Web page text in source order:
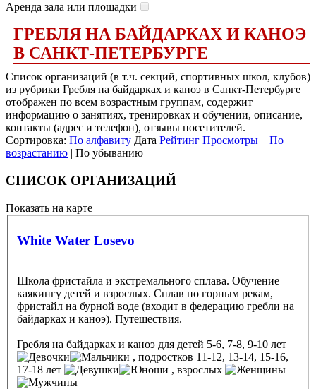
Аренда зала или площадки
ГРЕБЛЯ НА БАЙДАРКАХ И КАНОЭ
В САНКТ-ПЕТЕРБУРГЕ
Список организаций (в т.ч. секций, спортивных школ, клубов)
из рубрики Гребля на байдарках и каноэ в Санкт-Петербурге
отображен по всем возрастным группам, содержит
информацию о занятиях, тренировках и обучении, описание,
контакты (адрес и телефон), отзывы посетителей.
Сортировка: По алфавиту Дата Рейтинг Просмотры
По
возрастанию | По убыванию
СПИСОК ОРГАНИЗАЦИЙ
Показать на карте
White Water Losevo
Школа фристайла и экстремального сплава. Обучение
каякингу детей и взрослых. Сплав по горным рекам,
фристайл на бурной воде (входит в федерацию гребли на
байдарках и каноэ). Путешествия.
Гребля на байдарках и каноэ для детей 5-6, 7-8, 9-10 лет
, подростков 11-12, 13-14, 15-16,
17-18 лет
, взрослых